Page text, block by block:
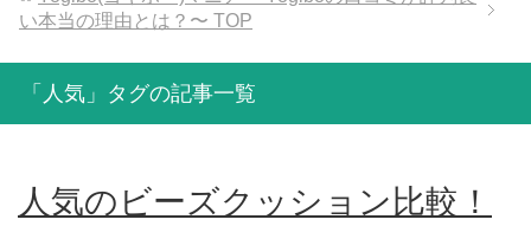
い本当の理由とは？〜 TOP
「人気」タグの記事一覧
人気のビーズクッション比較！